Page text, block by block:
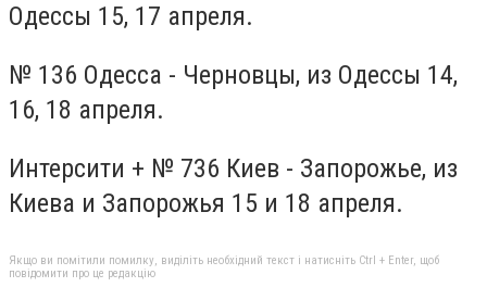
Одессы 15, 17 апреля.
№ 136 Одесса - Черновцы, из Одессы 14,
16, 18 апреля.
Интерсити + № 736 Киев - Запорожье, из
Киева и Запорожья 15 и 18 апреля.
Якщо ви помітили помилку, виділіть необхідний текст і натисніть Ctrl + Enter, щоб
повідомити про це редакцію